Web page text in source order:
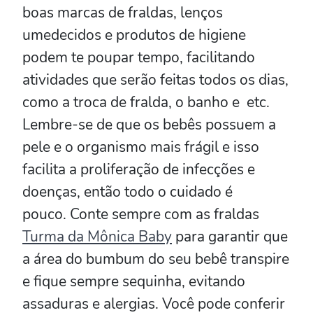
boas marcas de fraldas, lenços
umedecidos e produtos de higiene
podem te poupar tempo, facilitando
atividades que serão feitas todos os dias,
como a troca de fralda, o banho e etc.
Lembre-se de que os bebês possuem a
pele e o organismo mais frágil e isso
facilita a proliferação de infecções e
doenças, então todo o cuidado é
pouco. Conte sempre com as fraldas
Turma da Mônica Baby para garantir que
a área do bumbum do seu bebê transpire
e fique sempre sequinha, evitando
assaduras e alergias. Você pode conferir